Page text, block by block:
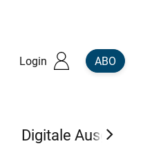
Login ABO
Digitale Ausgaben